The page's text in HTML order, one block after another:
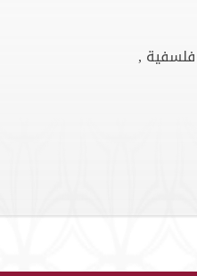
فلسفية ,